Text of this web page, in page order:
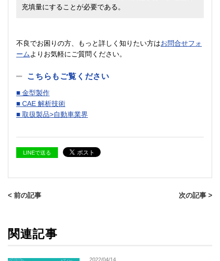
充填量にすることが必要である。
不良でお困りの方、もっと詳しく知りたい方はお問合せフォ
ームよりお気軽にご質問ください。
こちらもご覧ください
■ 金型製作
■ CAE 解析技術
■ 取扱製品>自動車業界
LINEで送る
< 前の記事 次の記事 >
関連記事
2022/04/14